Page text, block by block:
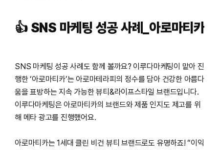
👍 SNS 마케팅 성공사례 아로마티카
SNS 마케팅 성공 사례도 함께 볼까요? 이루다마케팅이 맡아 진
행한 ‘아로마티카’는 아로마테라피의 정수를 담아 건강한 아름다
움을 표방하는 지속 가능한 뷰티&라이프스타일 브랜드입니다.
이루다마케팅은 아로마티카의 브랜드와 제품 인지도 제고를 위
해 메타 광고를 진행했어요.
아로마티카는 1세대 클린 비건 뷰티 브랜드로도 유명하죠! “이익